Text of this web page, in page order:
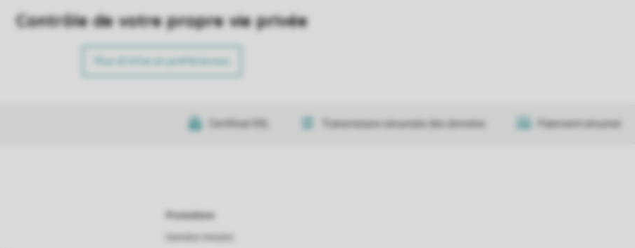
Contrôle de votre propre vie privée
Plus d’infos et préférences
Certificat SSL Transmission sécurisée des données Paiement sécurisé